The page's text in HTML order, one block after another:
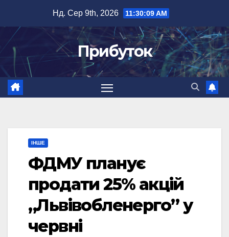
вмісту
Нд. Сер 9th, 2026 11:30:10 AM
Прибуток
ІНШЕ
ФДМУ планує
продати 25% акцій
„Львівобленерго” у
червні